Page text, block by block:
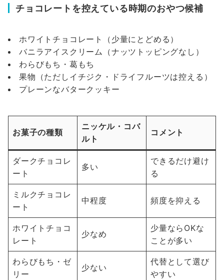
チョコレートを控えている時期のおやつ候補
ホワイトチョコレート（少量にとどめる）
バニラアイスクリーム（ナッツトッピングなし）
わらびもち・葛もち
果物（ただしイチジク・ドライフルーツは控える）
プレーンなバタークッキー
お菓子の種類
ニッケル・コバ
ルト
コメント
ダークチョコレ
ート
多い
できるだけ避け
る
ミルクチョコレ
ート
中程度 頻度を抑える
ホワイトチョコ
レート
少なめ
少量ならOKな
ことが多い
わらびもち・ゼ
リー
少ない
代替として選び
やすい